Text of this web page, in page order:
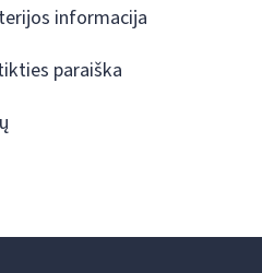
informacija
paraiška